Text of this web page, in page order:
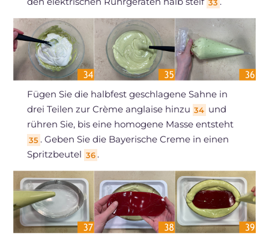
33
Fügen Sie die halbfest geschlagene Sahne in
drei Teilen zur Crème anglaise hinzu 34 und
rühren Sie, bis eine homogene Masse entsteht
35 . Geben Sie die Bayerische Creme in einen
Spritzbeutel 36 .